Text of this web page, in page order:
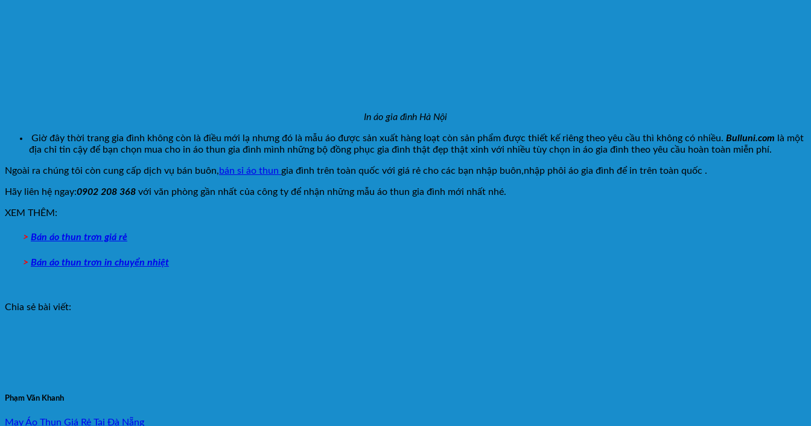
In áo gia đình Hà Nội
Giờ đây thời trang gia đình không còn là điều mới lạ nhưng đó là mẫu áo được sản xuất hàng loạt còn sản phẩm được thiết kế riêng theo yêu cầu thì không có nhiều. Bulluni.com là một
địa chỉ tin cậy để bạn chọn mua cho in áo thun gia đình mình những bộ đồng phục gia đình thật đẹp thật xinh với nhiều tùy chọn in áo gia đình theo yêu cầu hoàn toàn miễn phí.
Ngoài ra chúng tôi còn cung cấp dịch vụ bán buôn,bán sỉ áo thun gia đình trên toàn quốc với giá rẻ cho các bạn nhập buôn,nhập phôi áo gia đình để in trên toàn quốc .
Hãy liên hệ ngay:0902 208 368 với văn phòng gần nhất của công ty để nhận những mẫu áo thun gia đình mới nhất nhé.
XEM THÊM:
> Bán áo thun trơn giá rẻ
> Bán áo thun trơn in chuyển nhiệt
Chia sẻ bài viết:
Phạm Văn Khanh
May Áo Thun Giá Rẻ Tại Đà Nẵng